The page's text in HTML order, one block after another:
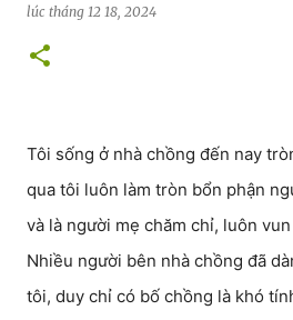
lúc tháng 12 18, 2024
Tôi sống ở nhà chồng đến nay
qua tôi luôn làm tròn bổn phận
và là người mẹ chăm chỉ, luôn
Nhiều người bên nhà chồng đã
tôi, duy chỉ có bố chồng là khó